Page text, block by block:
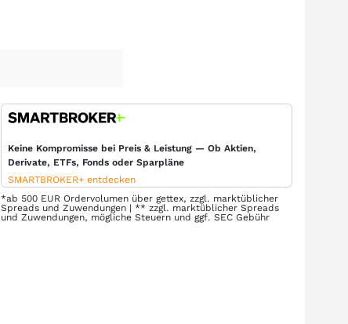
Keine Kompromisse bei Preis & Leistung — Ob Aktien,
Derivate, ETFs, Fonds oder Sparpläne
SMARTBROKER+ entdecken
*ab 500 EUR Ordervolumen über gettex, zzgl. marktüblicher
Spreads und Zuwendungen | ** zzgl. marktüblicher Spreads
und Zuwendungen, mögliche Steuern und ggf. SEC Gebühr